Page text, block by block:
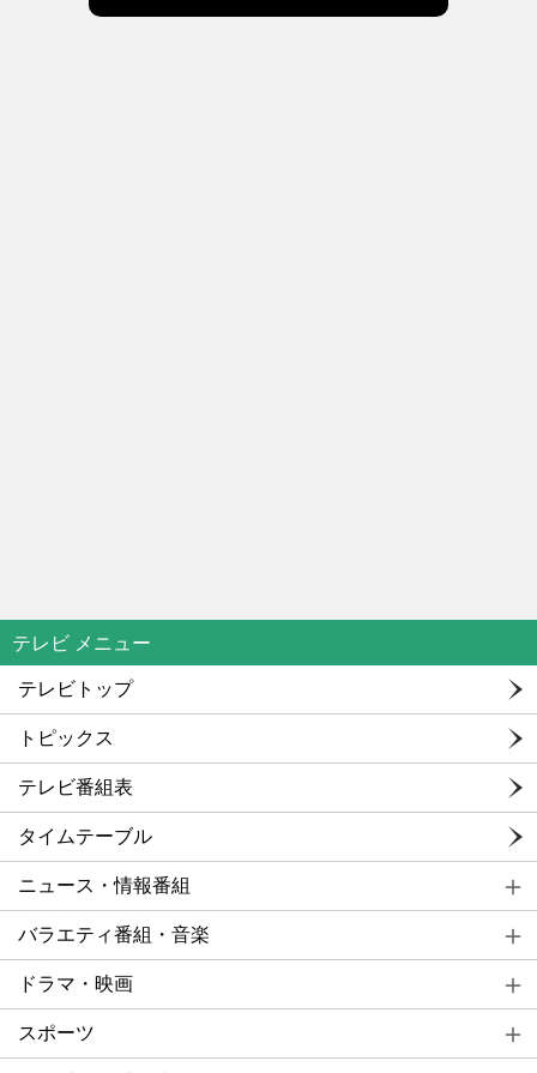
テレビ メニュー
テレビトップ
トピックス
テレビ番組表
タイムテーブル
ニュース・情報番組
バラエティ番組・音楽
ドラマ・映画
スポーツ